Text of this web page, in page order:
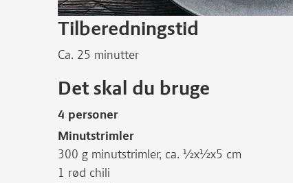
Tilberedningstid
Ca. 25 minutter
Det skal du bruge
4 personer
Minutstrimler
300 g minutstrimler, ca. ½x½x5 cm
1 rød chili